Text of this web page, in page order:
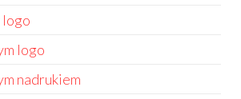
logo
logo
nadrukiem